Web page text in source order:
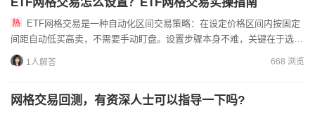
ETF网格交易怎么设置？ETF网格交易实操指南
间距自动低买高卖，不需要手动盯盘。设置步骤本身不难，关键在于选对
ETF品种和合理设置参数（区间、间距、每笔金额），下文从原...
1人解答 668 浏览
网格交易回测，有资深人士可以指导一下吗?